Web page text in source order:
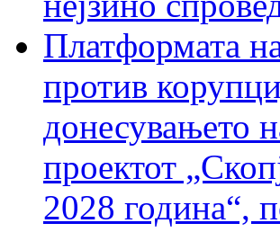
Платформата
против
донесувањето
проектот
2028 година“,